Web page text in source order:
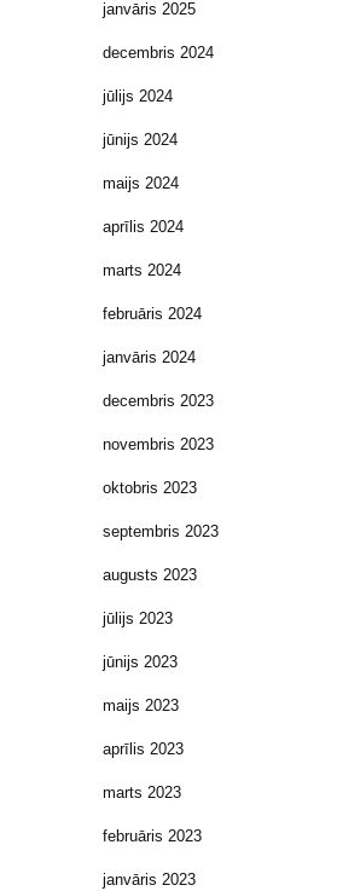
janvāris 2025
decembris 2024
jūlijs 2024
jūnijs 2024
maijs 2024
aprīlis 2024
marts 2024
februāris 2024
janvāris 2024
decembris 2023
novembris 2023
oktobris 2023
septembris 2023
augusts 2023
jūlijs 2023
jūnijs 2023
maijs 2023
aprīlis 2023
marts 2023
februāris 2023
janvāris 2023